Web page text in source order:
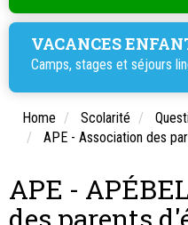
VACANCES
Camps, stages et séjours
Home Scolarité
APE - Association des
APE -